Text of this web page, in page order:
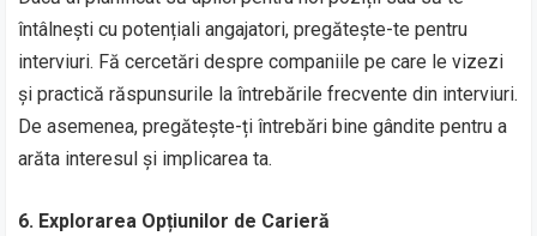
întâlnești cu potențiali angajatori, pregătește-te pentru
interviuri. Fă cercetări despre companiile pe care le vizezi
și practică răspunsurile la întrebările frecvente din interviuri.
De asemenea, pregătește-ți întrebări bine gândite pentru a
arăta interesul și implicarea ta.
6. Explorarea Opțiunilor de Carieră